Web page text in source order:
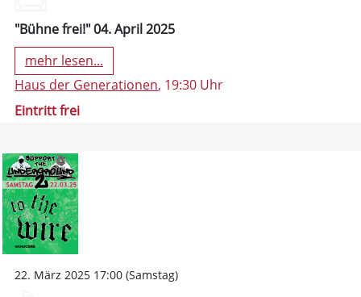
"Bühne frei!" 04. April 2025
mehr lesen...
Haus der Generationen, 19:30 Uhr
Eintritt frei
22. März 2025 17:00 (Samstag)